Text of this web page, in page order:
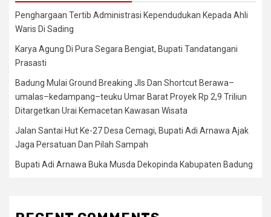
Penghargaan Tertib Administrasi Kependudukan Kepada Ahli
Waris Di Sading
Karya Agung Di Pura Segara Bengiat, Bupati Tandatangani
Prasasti
Badung Mulai Ground Breaking Jls Dan Shortcut Berawa–
umalas–kedampang–teuku Umar Barat Proyek Rp 2,9 Triliun
Ditargetkan Urai Kemacetan Kawasan Wisata
Jalan Santai Hut Ke-27 Desa Cemagi, Bupati Adi Arnawa Ajak
Jaga Persatuan Dan Pilah Sampah
Bupati Adi Arnawa Buka Musda Dekopinda Kabupaten Badung